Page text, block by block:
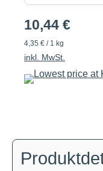
10,44 €
4,35 € / 1 kg
inkl. MwSt.